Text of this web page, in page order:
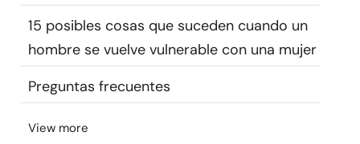
nosotros
© Copyright 2026. Todos los derechos reservados.
15 posibles cosas que suceden cuando un
hombre se vuelve vulnerable con una mujer
Preguntas frecuentes
View more